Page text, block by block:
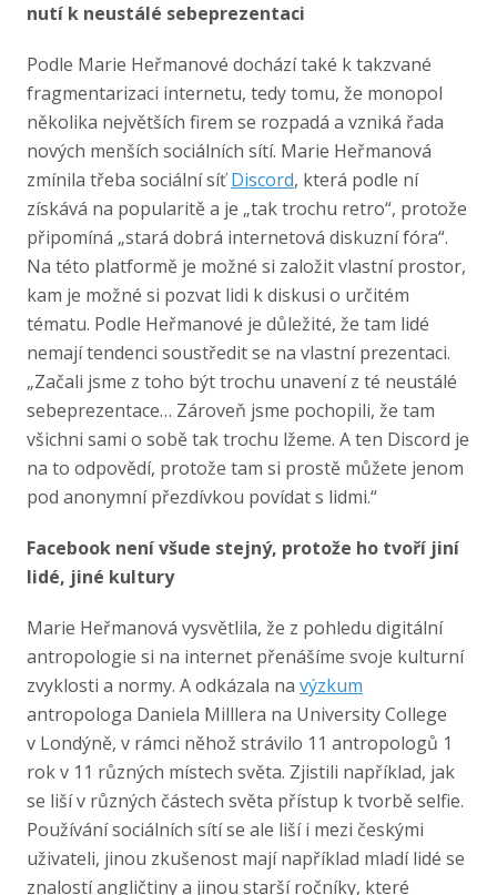
nutí k neustálé sebeprezentaci
Podle Marie Heřmanové dochází také k takzvané
fragmentarizaci internetu, tedy tomu, že monopol
několika největších firem se rozpadá a vzniká řada
nových menších sociálních sítí. Marie Heřmanová
zmínila třeba sociální síťDiscord, která podle ní
získává na popularitě a je „tak trochu retro“, protože
připomíná „stará dobrá internetová diskuzní fóra“.
Na této platformě je možné si založit vlastní prostor,
kam je možné si pozvat lidi k diskusi o určitém
tématu. Podle Heřmanové je důležité, že tam lidé
nemají tendenci soustředit se na vlastní prezentaci.
„Začali jsme z toho být trochu unavení z té neustálé
sebeprezentace… Zároveň jsme pochopili, že tam
všichni sami o sobě tak trochu lžeme. A ten Discord je
na to odpovědí, protože tam si prostě můžete jenom
pod anonymní přezdívkou povídat s lidmi.“
Facebook není všude stejný, protože ho tvoří jiní
lidé, jiné kultury
Marie Heřmanová vysvětlila, že z pohledu digitální
antropologie si na internet přenášíme svoje kulturní
zvyklosti a normy. A odkázala na výzkum
antropologa Daniela Milllera na University College
v Londýně, v rámci něhož strávilo 11 antropologů 1
rok v 11 různých místech světa. Zjistili například, jak
se liší v různých částech světa přístup k tvorbě selfie.
Používání sociálních sítí se ale liší i mezi českými
uživateli, jinou zkušenost mají například mladí lidé se
znalostí angličtiny a jinou starší ročníky, které